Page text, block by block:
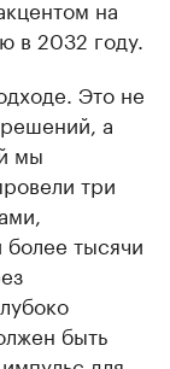
на
в 2032 году.
Это не
а
мы
три
тысячи
быть